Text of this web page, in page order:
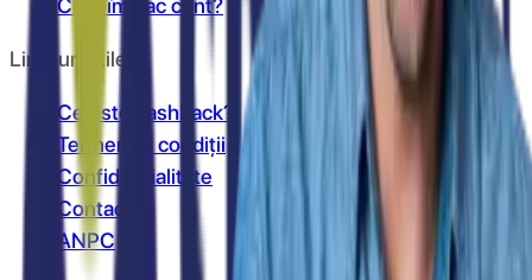
Cum îmi fac cont?
Link-uri utile
Ce este cashback?
Termeni și condiții
Confidențialitate
Contact
ANPC